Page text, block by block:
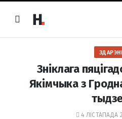
Зніклага
Якімчыка з
4 ЛІСТАПАДА